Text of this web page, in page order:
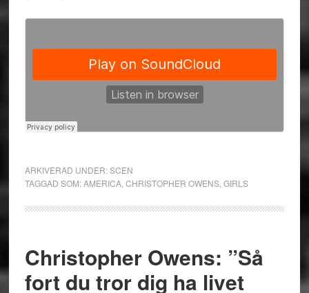
ARKIVERAD UNDER:SCEN
TAGGAD SOM:AMERICA, CHRISTOPHER OWENS, GIRLS
Christopher Owens: ”Så
fort du tror dig ha livet